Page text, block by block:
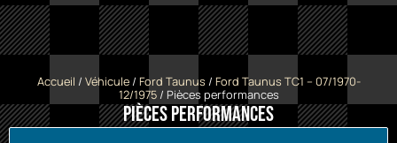
Accueil / Véhicule/ Ford Taunus/ Ford Taunus TC1 -- 07/1970-
12/1975/ Pièces performances
Pièces performances